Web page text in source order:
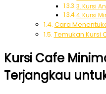
3. Kursi
4. Kursi
Cara
Temukan Kursi
Kursi Cafe
Terjangkau